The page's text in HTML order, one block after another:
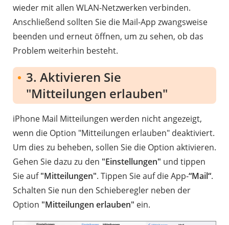
wieder mit allen WLAN-Netzwerken verbinden.
Anschließend sollten Sie die Mail-App zwangsweise
beenden und erneut öffnen, um zu sehen, ob das
Problem weiterhin besteht.
3. Aktivieren Sie
"Mitteilungen erlauben"
iPhone Mail Mitteilungen werden nicht angezeigt,
wenn die Option "Mitteilungen erlauben" deaktiviert.
Um dies zu beheben, sollen Sie die Option aktivieren.
Gehen Sie dazu zu den "Einstellungen" und tippen
Sie auf"Mitteilungen". Tippen Sie auf die App-“Mail“.
Schalten Sie nun den Schieberegler neben der
Option "Mitteilungen erlauben" ein.